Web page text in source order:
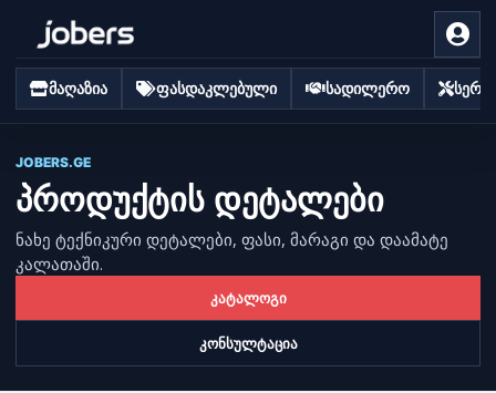
მაღაზია ფასდაკლებული სადილერო
JOBERS.GE
პროდუქტის დეტალები
ნახე ტექნიკური დეტალები, ფასი, მარაგი და დაამატე
კალათაში.
კატალოგი
კონსულტაცია